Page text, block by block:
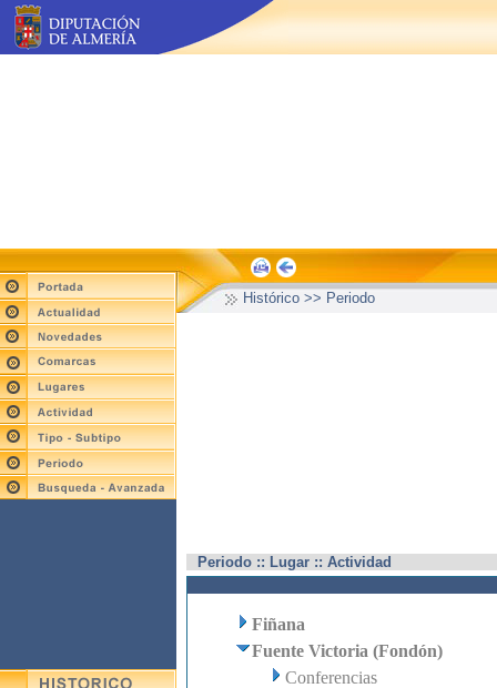
Histórico >> Periodo
Periodo :: Lugar :: Actividad
Fiñana
Fuente Victoria (Fondón)
Conferencias